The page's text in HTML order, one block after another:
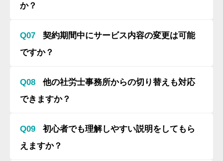
か？
Q07
契約期間中にサービス内容の変更は可能
ですか？
Q08
他の社労士事務所からの切り替えも対応
できますか？
Q09
初心者でも理解しやすい説明をしてもら
えますか？